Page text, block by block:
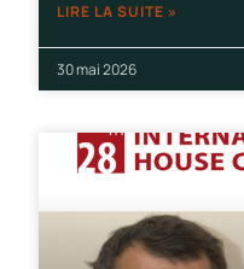
LIRE LA SUITE »
30 mai 2026